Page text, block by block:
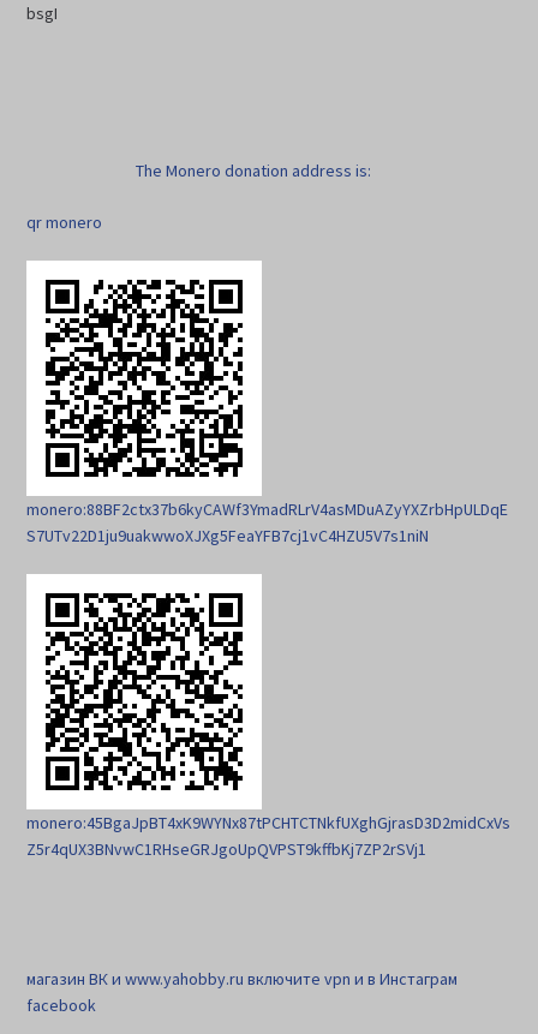
bsgI
The Monero donation address is:
qr monero
monero:88BF2ctx37b6kyCAWf3YmadRLrV4asMDuAZyYXZrbHpULDqE
S7UTv22D1ju9uakwwoXJXg5FeaYFB7cj1vC4HZU5V7s1niN
monero:45BgaJpBT4xK9WYNx87tPCHTCTNkfUXghGjrasD3D2midCxVs
Z5r4qUX3BNvwC1RHseGRJgoUpQVPST9kffbKj7ZP2rSVj1
магазин ВК и www.yahobby.ru включите vpn и в Инстаграм
facebook